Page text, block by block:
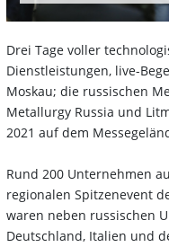
Drei Tage voller
Dienstleistungen, live-
Moskau; die russischen
Metallurgy Russia und
2021 auf dem
Rund 200 Unternehmen
regionalen Spitzenevent
waren neben russischen
Deutschland, Italien und